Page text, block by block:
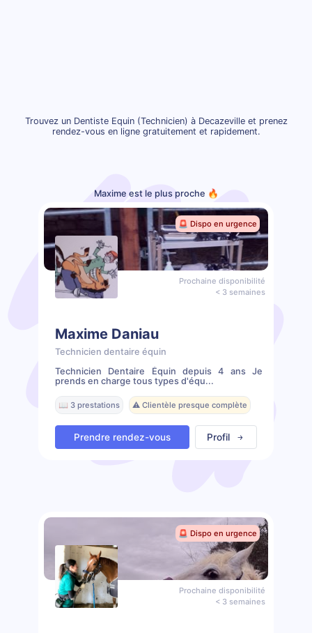
Trouvez un Dentiste Equin (Technicien) à Decazeville et prenez
rendez-vous en ligne gratuitement et rapidement.
Maxime est le plus proche 🔥
🚨 Dispo en urgence
Prochaine disponibilité
< 3 semaines
Maxime Daniau
Technicien dentaire équin
Technicien Dentaire Équin depuis 4 ans Je
prends en charge tous types d'équ...
📖 3 prestations ⚠️ Clientèle presque complète
Prendre rendez-vous Profil
🚨 Dispo en urgence
Prochaine disponibilité
< 3 semaines